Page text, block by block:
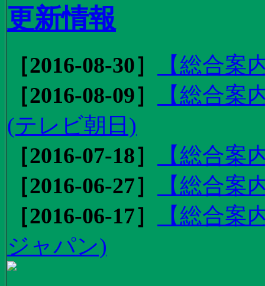
更新情報
［2016-08-30］
【総合
［2016-08-09］
【総合
(テレビ朝日)
［2016-07-18］
【総合案
［2016-06-27］
【総合案
［2016-06-17］
【総合
ジャパン)